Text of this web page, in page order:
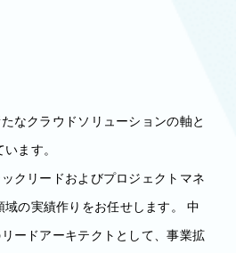
なクラウドソリューションの軸と
ます。
クリードおよびプロジェクトマネ
の実績作りをお任せします。 中
ードアーキテクトとして、事業拡